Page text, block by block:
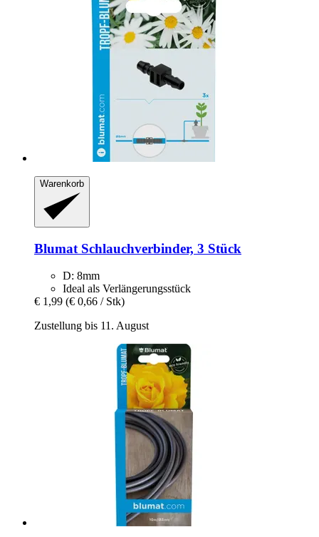
Warenkorb
Blumat Schlauchverbinder, 3 Stück
D: 8mm
Ideal als Verlängerungsstück
€ 1,99 (€ 0,66 / Stk)
Zustellung bis 11. August